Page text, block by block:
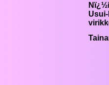
Usui-